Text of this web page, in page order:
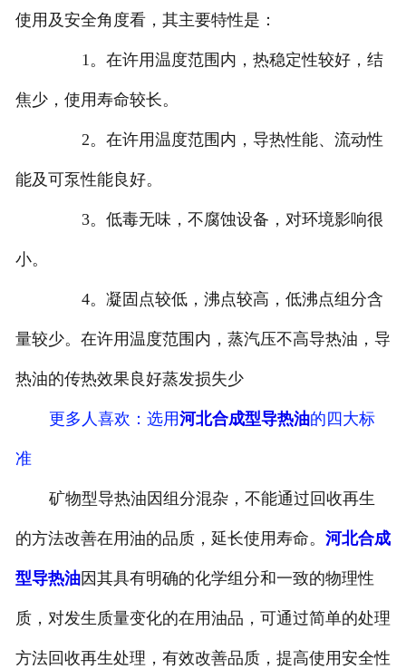
使用及安全角度看，其主要特性是：
1。在许用温度范围内，热稳定性较好，结
焦少，使用寿命较长。
2。在许用温度范围内，导热性能、流动性
能及可泵性能良好。
3。低毒无味，不腐蚀设备，对环境影响很
小。
4。凝固点较低，沸点较高，低沸点组分含
量较少。在许用温度范围内，蒸汽压不高导热油，导
热油的传热效果良好蒸发损失少
更多人喜欢：选用河北合成型导热油的四大标
准
矿物型导热油因组分混杂，不能通过回收再生
的方法改善在用油的品质，延长使用寿命。 河北合成
型导热油因其具有明确的化学组分和一致的物理性
质，对发生质量变化的在用油品，可通过简单的处理
方法回收再生处理，有效改善品质，提高使用安全性